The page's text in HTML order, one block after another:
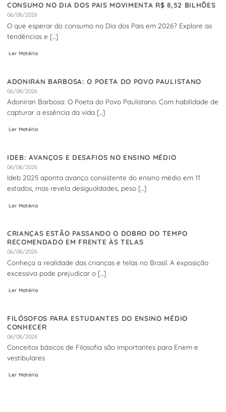
CONSUMO NO DIA DOS PAIS MOVIMENTA R$ 8,52 BILHÕES
06/08/2026
O que esperar do consumo no Dia dos Pais em 2026? Explore as
tendências e [...]
Ler Matéria
ADONIRAN BARBOSA: O POETA DO POVO PAULISTANO
06/08/2026
Adoniran Barbosa: O Poeta do Povo Paulistano. Com habilidade de
capturar a essência da vida [...]
Ler Matéria
IDEB: AVANÇOS E DESAFIOS NO ENSINO MÉDIO
06/08/2026
Ideb 2025 aponta avanço consistente do ensino médio em 11
estados, mas revela desigualdades, peso [...]
Ler Matéria
CRIANÇAS ESTÃO PASSANDO O DOBRO DO TEMPO
RECOMENDADO EM FRENTE ÀS TELAS
06/08/2026
Conheça a realidade das crianças e telas no Brasil. A exposição
excessiva pode prejudicar o [...]
Ler Matéria
FILÓSOFOS PARA ESTUDANTES DO ENSINO MÉDIO
CONHECER
06/08/2026
Conceitos básicos de Filosofia são importantes para Enem e
vestibulares
Ler Matéria